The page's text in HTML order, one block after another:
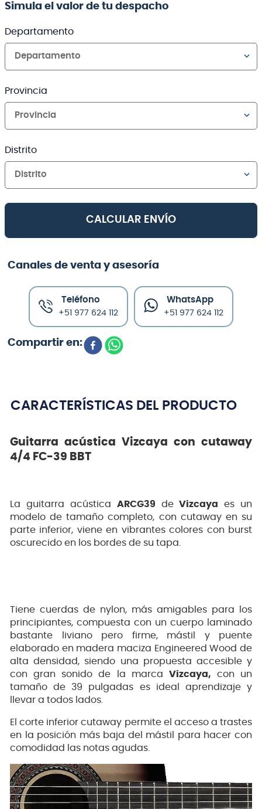
Simula el valor de tu despacho
Departamento
Departamento
Provincia
Provincia
Distrito
Distrito
CALCULAR ENVÍO
Canales de venta y asesoría
Teléfono
+51 977 624 112
WhatsApp
+51 977 624 112
CARACTERÍSTICAS DEL PRODUCTO
Guitarra acústica Vizcaya con cutaway
4/4 FC-39 BBT
La guitarra acústicaARCG39 deVizcaya es un
modelo de tamaño completo, con cutaway en su
parte inferior, viene en vibrantes colores con burst
oscurecido en los bordes de su tapa.
Tiene cuerdas de nylon, más amigables para los
principiantes, compuesta con un cuerpo laminado
bastante liviano pero firme, mástil y puente
elaborado en madera maciza Engineered Wood de
alta densidad, siendo una propuesta accesible y
con gran sonido de la marca Vizcaya, con un
tamaño de 39 pulgadas es ideal aprendizaje y
llevar a todos lados.
El corte inferior cutaway permite el acceso a trastes
en la posición más baja del mástil para hacer con
comodidad las notas agudas.